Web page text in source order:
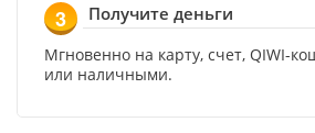
3 Получите деньги
Мгновенно на карту, счет, QIWI-
или наличными.